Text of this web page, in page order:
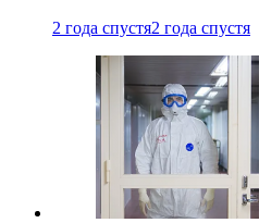
2 года спустя2 года спустя